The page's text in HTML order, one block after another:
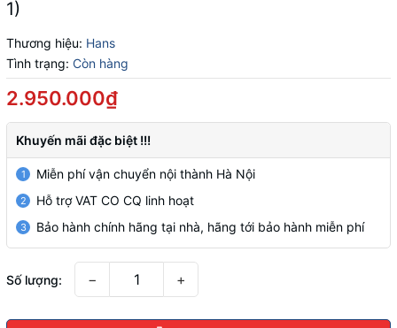
1)
Thương hiệu: Hans
Tình trạng: Còn hàng
2.950.000₫
Khuyến mãi đặc biệt !!!
1 Miễn phí vận chuyển nội thành Hà Nội
2 Hỗ trợ VAT CO CQ linh hoạt
3 Bảo hành chính hãng tại nhà, hãng tới bảo hành miễn phí
Số lượng: − +